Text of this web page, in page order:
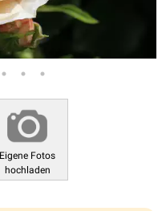
Eigene Fotos
hochladen